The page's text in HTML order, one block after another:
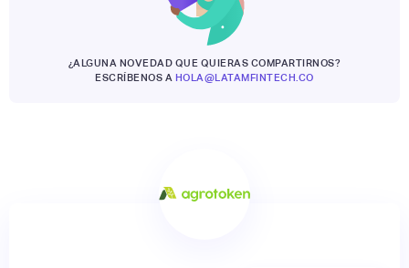
¿ALGUNA NOVEDAD QUE QUIERAS COMPARTIRNOS?
ESCRÍBENOS A HOLA@LATAMFINTECH.CO